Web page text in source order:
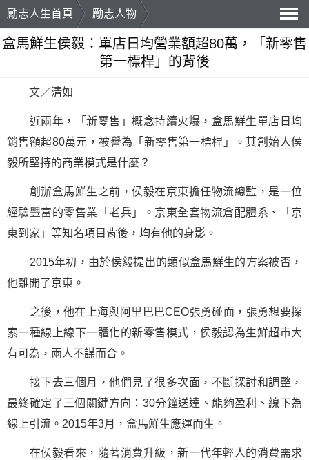
勵志人生首頁
勵志人物
導
盒馬鮮生侯毅：單店日均營業額超80萬，「新零售
第一標桿」的背後
文／清如
近兩年，「新零售」概念持續火爆，盒馬鮮生單店日均
銷售額超80萬元，被譽為「新零售第一標桿」。其創始人侯
毅所堅持的商業模式是什麼？
創辦盒馬鮮生之前，侯毅在京東擔任物流總監，是一位
經驗豐富的零售業「老兵」。京東全套物流倉配體系、「京
東到家」等知名項目背後，均有他的身影。
2015年初，由於侯毅提出的類似盒馬鮮生的方案被否，
他離開了京東。
之後，他在上海與阿里巴巴CEO張勇碰面，張勇想要探
索一種線上線下一體化的新零售模式，侯毅認為生鮮超市大
有可為，兩人不謀而合。
接下去三個月，他們見了很多次面，不斷探討和調整，
最終確定了三個關鍵方向：30分鐘送達、能夠盈利、線下為
線上引流。2015年3月，盒馬鮮生應運而生。
在侯毅看來，隨著消費升級，新一代年輕人的消費需求